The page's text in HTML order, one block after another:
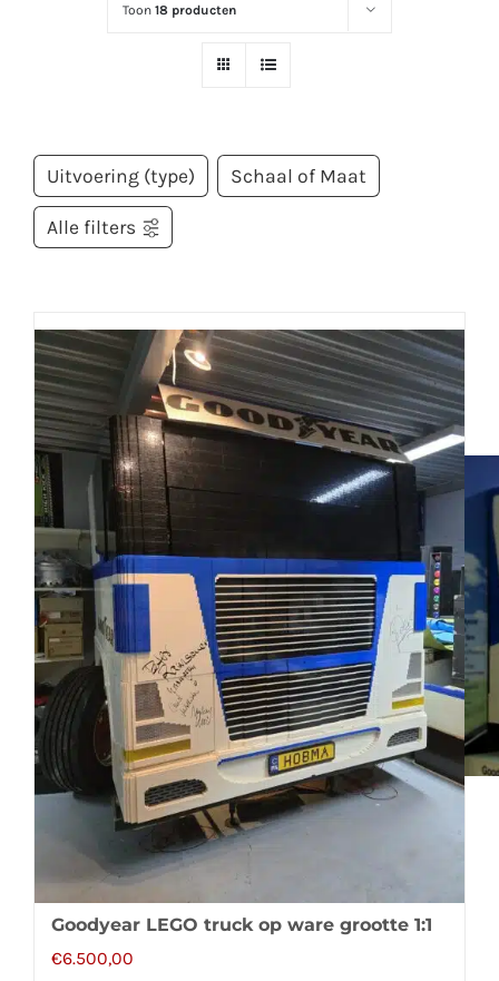
Toon18 producten
Uitvoering (type) Schaal of Maat
Alle filters
Goodyear LEGO truck op ware grootte 1:1
€6.500,00